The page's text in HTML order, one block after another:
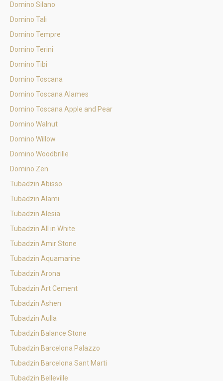
Domino Silano
Domino Tali
Domino Tempre
Domino Terini
Domino Tibi
Domino Toscana
Domino Toscana Alames
Domino Toscana Apple and Pear
Domino Walnut
Domino Willow
Domino Woodbrille
Domino Zen
Tubadzin Abisso
Tubadzin Alami
Tubadzin Alesia
Tubadzin All in White
Tubadzin Amir Stone
Tubadzin Aquamarine
Tubadzin Arona
Tubadzin Art Cement
Tubadzin Ashen
Tubadzin Aulla
Tubadzin Balance Stone
Tubadzin Barcelona Palazzo
Tubadzin Barcelona Sant Marti
Tubadzin Belleville